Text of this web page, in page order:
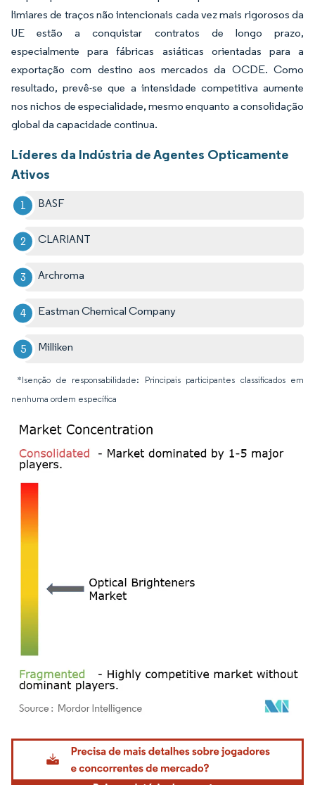
limiares de traços não intencionais cada vez mais rigorosos da
UE estão a conquistar contratos de longo prazo,
especialmente para fábricas asiáticas orientadas para a
exportação com destino aos mercados da OCDE. Como
resultado, prevê-se que a intensidade competitiva aumente
nos nichos de especialidade, mesmo enquanto a consolidação
global da capacidade continua.
Líderes da Indústria de Agentes Opticamente
Ativos
BASF
CLARIANT
Archroma
Eastman Chemical Company
Milliken
*Isenção de responsabilidade: Principais participantes classificados em
nenhuma ordem específica
Imagem © Mordor Intelligence. O reuso requer atribuição conforme CC BY 4.0.